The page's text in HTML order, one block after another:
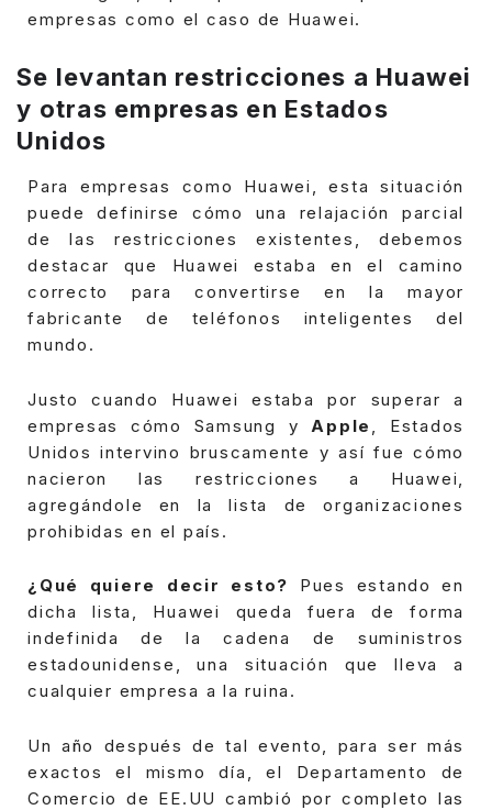
empresas como el caso de Huawei.
Se levantan restricciones a Huawei
y otras empresas en Estados
Unidos
Para empresas como Huawei, esta situación
puede definirse cómo una relajación parcial
de las restricciones existentes, debemos
destacar que Huawei estaba en el camino
correcto para convertirse en la mayor
fabricante de teléfonos inteligentes del
mundo.
Justo cuando Huawei estaba por superar a
empresas cómo Samsung y Apple
, Estados
Unidos intervino bruscamente y así fue cómo
nacieron las restricciones a Huawei,
agregándole en la lista de organizaciones
prohibidas en el país.
¿Qué quiere decir esto?
Pues estando en
dicha lista, Huawei queda fuera de forma
indefinida de la cadena de suministros
estadounidense, una situación que lleva a
cualquier empresa a la ruina.
Un año después de tal evento, para ser más
exactos el mismo día, el Departamento de
Comercio de EE.UU cambió por completo las